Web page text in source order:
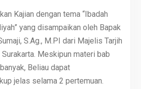
Kajian dengan tema “Ibadah
yang disampaikan oleh Bapak
S.Ag., M.PI dari Majelis Tarjih
Meskipun materi bab
Beliau dapat
jelas selama 2 pertemuan.